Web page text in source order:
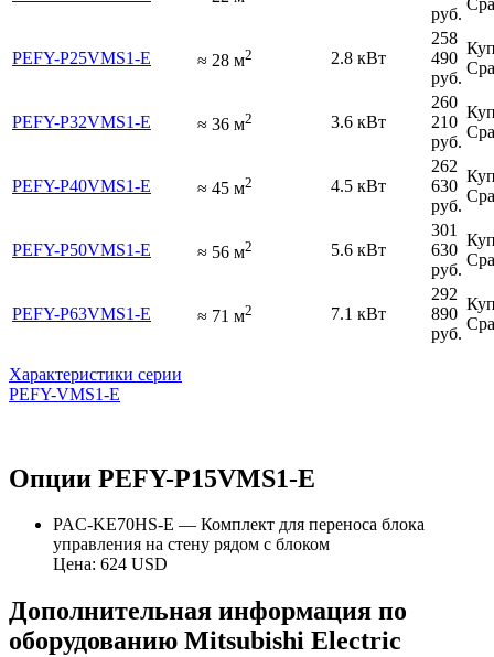
руб.
PEFY-P25VMS1-E ≈ 28 м2 2.8 кВт
258
490
руб.
PEFY-P32VMS1-E ≈ 36 м2 3.6 кВт
260
210
руб.
PEFY-P40VMS1-E ≈ 45 м2 4.5 кВт
262
630
руб.
PEFY-P50VMS1-E ≈ 56 м2 5.6 кВт
301
630
руб.
PEFY-P63VMS1-E ≈ 71 м2 7.1 кВт
292
890
руб.
Характеристики серии
PEFY-VMS1-E
Опции PEFY-P15VMS1-E
PAC-KE70HS-E — Комплект для переноса блока
управления на стену рядом с блоком
Цена: 624 USD
Дополнительная информация по
оборудованию Mitsubishi Electric